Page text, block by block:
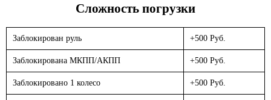
Сложность погрузки
Заблокирован руль +500 Руб.
Заблокирована МКПП/АКПП +500 Руб.
Заблокировано 1 колесо +500 Руб.